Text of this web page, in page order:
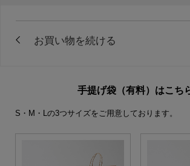
手提げ袋（有料）はこち
S・M・Lの3つサイズをご用意しております。